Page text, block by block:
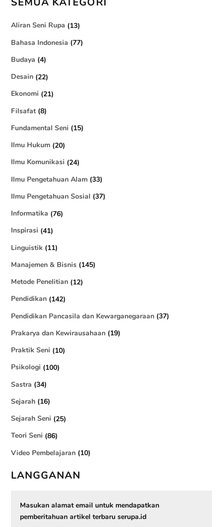
18-06-2024 at 07:17
Artikel ini sangat bermanfaat terutama bagi kami sebagai
guru. Terima kasih sudah berbagi
Balas
PUTRI AFI YUSTITIA DEWI
sangat menolong sekaali
Balas
Aliran Seni Rupa (13)
Bahasa Indonesia (77)
Budaya (4)
Desain (22)
Ekonomi (21)
Filsafat (8)
Fundamental Seni (15)
Ilmu Hukum (20)
Ilmu Komunikasi (24)
Ilmu Pengetahuan Alam (33)
Ilmu Pengetahuan Sosial (37)
Informatika (76)
Inspirasi (41)
Linguistik (11)
Manajemen & Bisnis (145)
Metode Penelitian (12)
Pendidikan (142)
Pendidikan Pancasila dan Kewarganegaraan (37)
Prakarya dan Kewirausahaan (19)
Praktik Seni (10)
Psikologi (100)
Sastra (34)
Sejarah (16)
Sejarah Seni (25)
Teori Seni (86)
Video Pembelajaran (10)
LANGGANAN
Masukan alamat email untuk mendapatkan
pemberitahuan artikel terbaru serupa.id